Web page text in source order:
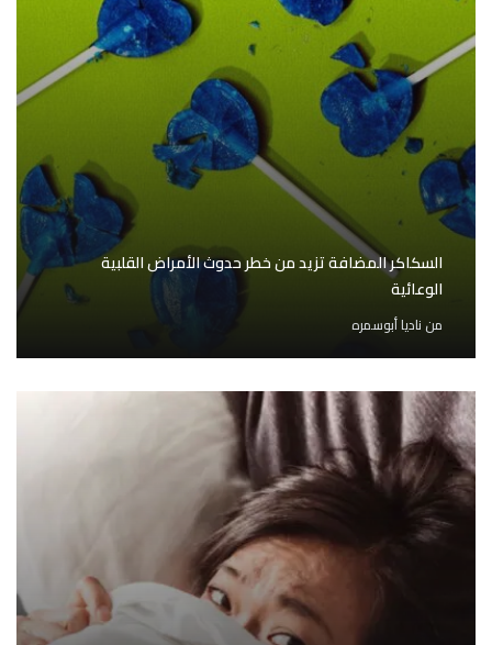
السكاكر المضافة تزيد من خطر حدوث الأمراض القلبية
الوعائية
من ناديا أبوسمره